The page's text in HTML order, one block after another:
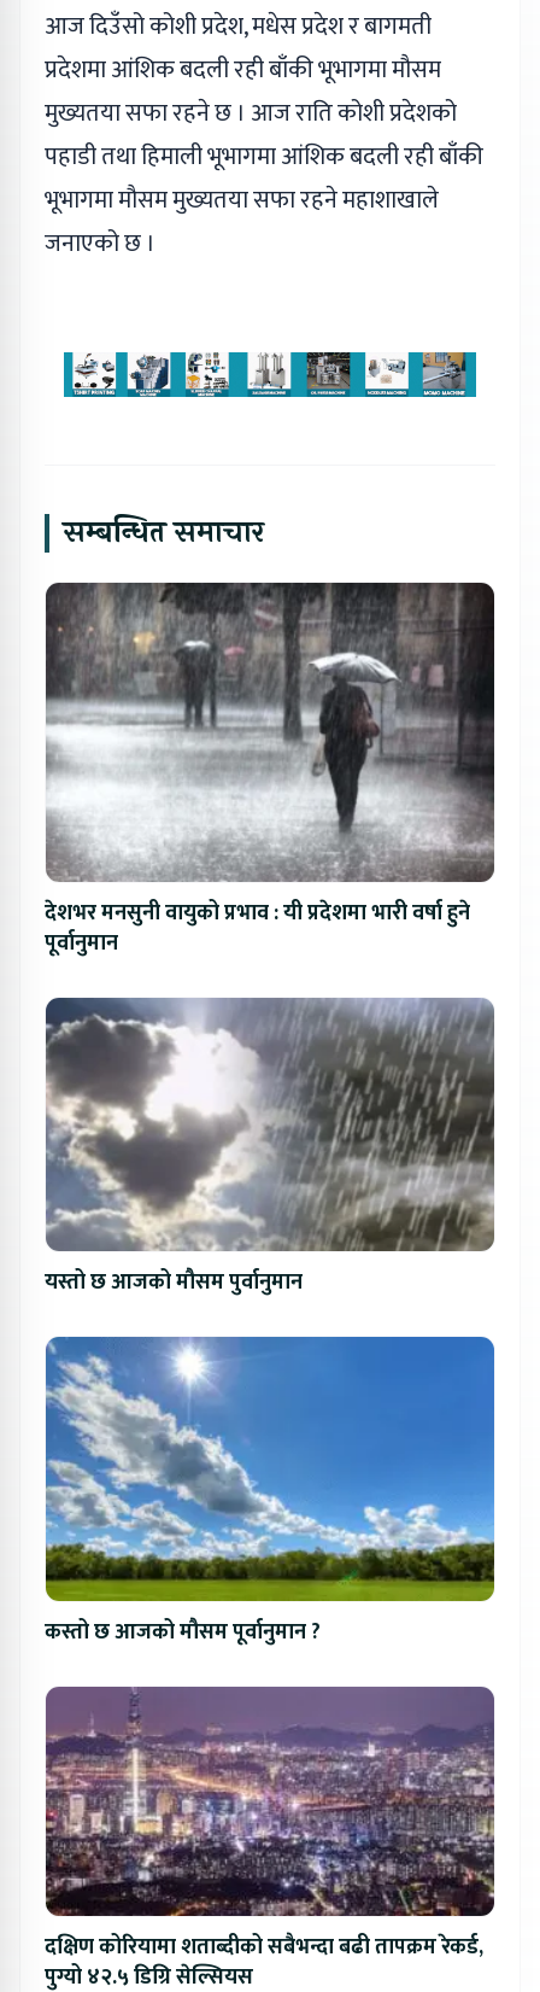
आज दिउँसो कोशी प्रदेश, मधेस प्रदेश र बागमती
प्रदेशमा आंशिक बदली रही बाँकी भूभागमा मौसम
मुख्यतया सफा रहने छ । आज राति कोशी प्रदेशको
पहाडी तथा हिमाली भूभागमा आंशिक बदली रही बाँकी
भूभागमा मौसम मुख्यतया सफा रहने महाशाखाले
जनाएको छ ।
सम्बन्धित समाचार
देशभर मनसुनी वायुको प्रभाव : यी प्रदेशमा भारी वर्षा हुने
पूर्वानुमान
यस्तो छ आजको मौसम पुर्वानुमान
कस्तो छ आजको मौसम पूर्वानुमान ?
दक्षिण कोरियामा शताब्दीको सबैभन्दा बढी तापक्रम रेकर्ड,
पुग्यो ४२.५ डिग्रि सेल्सियस